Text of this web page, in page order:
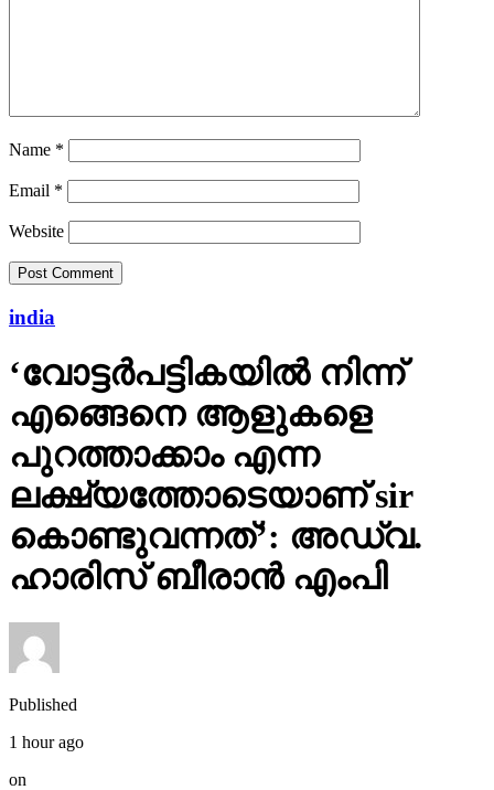
Name *
Email *
Website
india
‘വോട്ടര്‍പട്ടികയില്‍ നിന്ന്
എങ്ങെനെ ആളുകളെ
പുറത്താക്കാം എന്ന
ലക്ഷ്യത്തോടെയാണ് sir
കൊണ്ടുവന്നത്’: അഡ്വ.
ഹാരിസ് ബീരാൻ എംപി
Published
1 hour ago
on